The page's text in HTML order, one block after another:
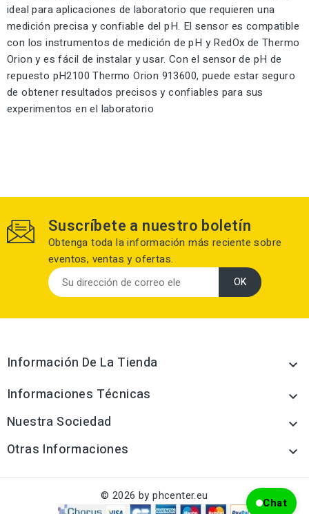
ideal para aplicaciones de laboratorio que requieren una
medición precisa y confiable del pH. El sensor es compatible
con los instrumentos de medición de pH y RedOx de Thermo
Orion y es fácil de instalar y usar. Con el sensor de pH de
repuesto pH2100 Thermo Orion 913600, puede estar seguro
de obtener resultados precisos y confiables para sus
experimentos en el laboratorio
Suscríbete a nuestro boletín
Obtenga toda la información más reciente sobre
eventos, ventas y ofertas.
Información De La Tienda 
Informaciones Técnicas 
Nuestra Sociedad 
Otras Informaciones 
© 2026 by phcenter.eu Chat